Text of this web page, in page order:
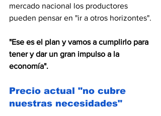
mercado nacional los productores
pueden pensar en "ir a otros horizontes".
"Ese es el plan y vamos a cumplirlo para
tener y dar un gran impulso a la
economía".
Precio actual "no cubre
nuestras necesidades"